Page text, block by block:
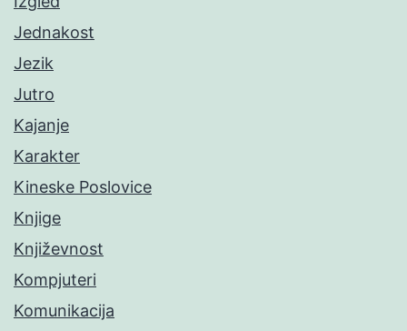
Jednakost
Jezik
Jutro
Kajanje
Karakter
Kineske Poslovice
Knjige
Književnost
Kompjuteri
Komunikacija